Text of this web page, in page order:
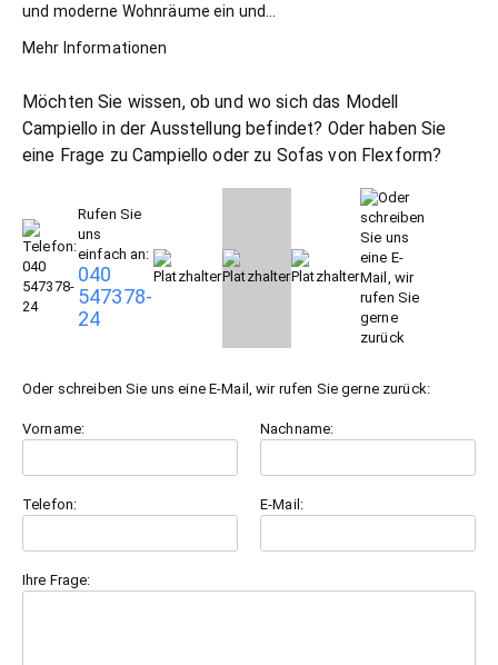
und moderne Wohnräume ein und...
Mehr Informationen
Möchten Sie wissen, ob und wo sich das Modell
Campiello in der Ausstellung befindet? Oder haben Sie
eine Frage zu Campiello oder zu Sofas von Flexform?
Rufen Sie
uns
einfach an:
040
547378-
24
Oder schreiben Sie uns eine E-Mail, wir rufen Sie gerne zurück:
Vorname: Nachname:
Telefon: E-Mail:
Ihre Frage: